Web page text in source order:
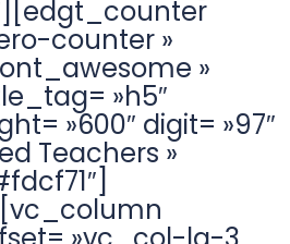
counter »
»
»h5″
»600″ digit= »97″
Teachers »